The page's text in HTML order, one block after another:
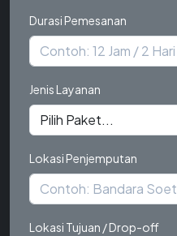
Durasi Pemesanan
Jenis Layanan
Lokasi Penjemputan
Lokasi Tujuan / Drop-off